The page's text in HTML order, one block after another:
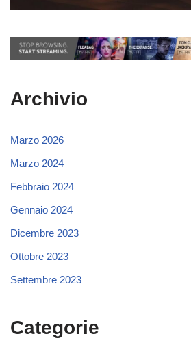
Archivio
Marzo 2026
Marzo 2024
Febbraio 2024
Gennaio 2024
Dicembre 2023
Ottobre 2023
Settembre 2023
Categorie